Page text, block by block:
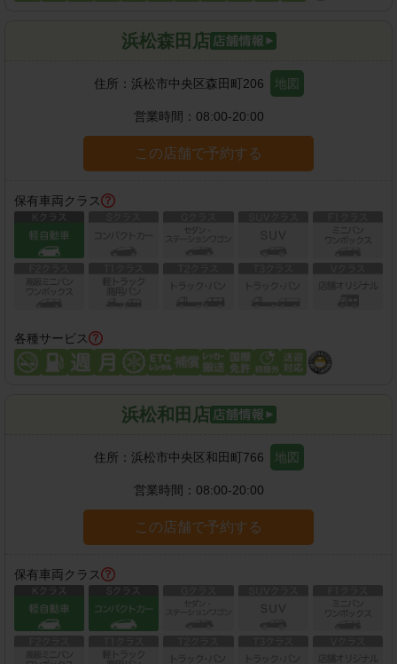
浜松森田店
住所： 浜松市中央区森田町206 地図
営業時間： 08:00-20:00
この店舗で予約する
保有車両クラス
各種サービス
浜松和田店
住所： 浜松市中央区和田町766 地図
営業時間： 08:00-20:00
この店舗で予約する
保有車両クラス